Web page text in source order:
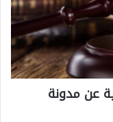
عن مدونة